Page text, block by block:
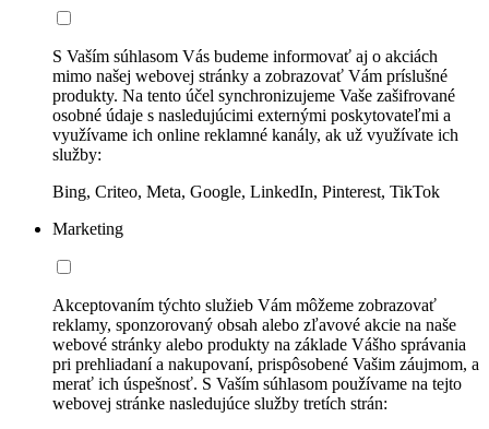
S Vaším súhlasom Vás budeme informovať aj o akciách
mimo našej webovej stránky a zobrazovať Vám príslušné
produkty. Na tento účel synchronizujeme Vaše zašifrované
osobné údaje s nasledujúcimi externými poskytovateľmi a
využívame ich online reklamné kanály, ak už využívate ich
služby:
Bing, Criteo, Meta, Google, LinkedIn, Pinterest, TikTok
Marketing
Akceptovaním týchto služieb Vám môžeme zobrazovať
reklamy, sponzorovaný obsah alebo zľavové akcie na naše
webové stránky alebo produkty na základe Vášho správania
pri prehliadaní a nakupovaní, prispôsobené Vašim záujmom, a
merať ich úspešnosť. S Vaším súhlasom používame na tejto
webovej stránke nasledujúce služby tretích strán: